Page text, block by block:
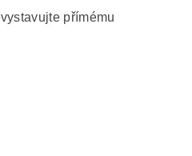
přímému